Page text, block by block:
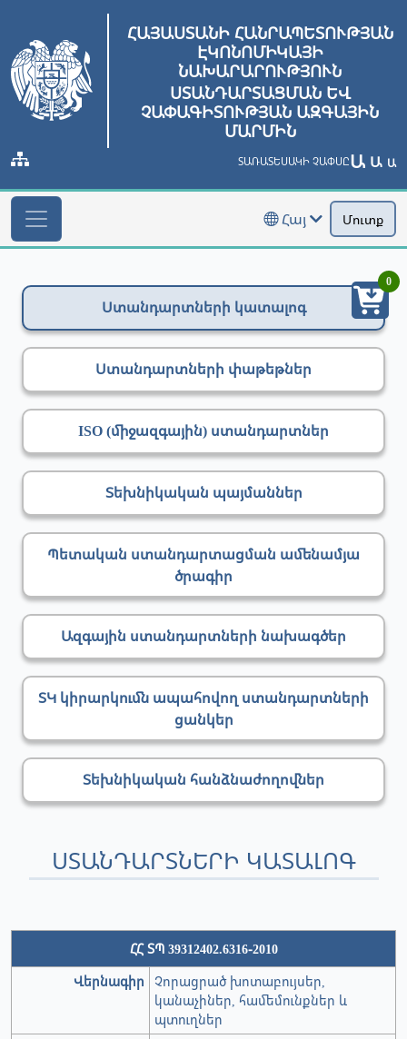
ՀԱՅԱՍՏԱՆԻ ՀԱՆՐԱՊԵՏՈՒԹՅԱՆ
ԷԿՈՆՈՄԻԿԱՅԻ
ՆԱԽԱՐԱՐՈՒԹՅՈՒՆ
ՍՏԱՆԴԱՐՏԱՑՄԱՆ ԵՎ
ՉԱՓԱԳԻՏՈՒԹՅԱՆ ԱԶԳԱՅԻՆ
ՄԱՐՄԻՆ
ՏԱՌԱՏԵՍԱԿԻ ՉԱՓՍԸԱ Ա Ա
Հայ Մուտք
Ստանդարտների կատալոգ
Ստանդարտների փաթեթներ
ISO (միջազգային) ստանդարտներ
Տեխնիկական պայմաններ
Պետական ստանդարտացման ամենամյա
ծրագիր
Ազգային ստանդարտների նախագծեր
ՏԿ կիրարկումն ապահովող ստանդարտների
ցանկեր
Տեխնիկական հանձնաժողովներ
ՍՏԱՆԴԱՐՏՆԵՐԻ ԿԱՏԱԼՈԳ
ՀՀ ՏՊ 39312402.6316-2010
Վերնագիր
Չորացրած խոտաբույսեր,
կանաչիներ, համեմունքներ և
պտուղներ
0